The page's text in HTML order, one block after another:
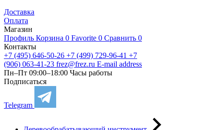
Доставка
Оплата
Магазин
Профиль Корзина 0 Favorite 0 Сравнить 0
Контакты
+7 (495) 646-50-26 +7 (499) 729-96-41 +7
(906) 063-41-23 frez@frez.ru E-mail address
Пн–Пт 09:00–18:00 Часы работы
Подписаться
Telegram